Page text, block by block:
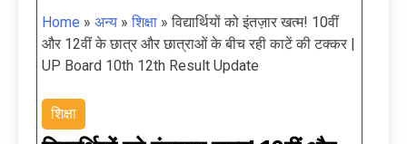
Home » अन्य »शिक्षा »विद्यार्थियों को इंतज़ार खत्म! 10वीं
और 12वीं के छात्र और छात्राओं के बीच रही काटें की टक्कर |
UP Board 10th 12th Result Update
शिक्षा